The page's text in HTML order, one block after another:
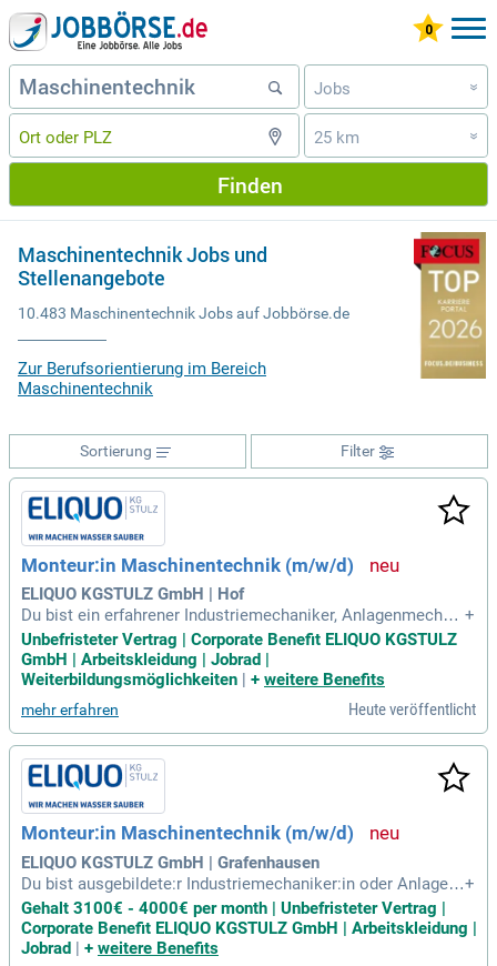
Jobs »
25 km »
Finden
Maschinentechnik Jobs und
Stellenangebote
10.483 Maschinentechnik Jobs auf Jobbörse.de
Zur Berufsorientierung im Bereich
Maschinentechnik
Filter
Sortierung
Monteur:in Maschinentechnik (m/w/d)
ELIQUO KGSTULZ GmbH | Hof
Du bist ein erfahrener Industriemechaniker, Anlagenmechani
ker oder Schlosser und suchst eine neue Herausforderung?
Wir bieten dir einen unbefristeten Arbeitsvertrag in einer kris
ensicheren Branche mit flachen Hierarchien und einem fami
ng mit Montagezuschlägen sowie vielfältigen Weiterbildung
smöglichkeiten. Deine Aufgaben umfassen die maschinente
chnische Installation und die Erweiterung kommunaler Trink
- und Abwasseranlagen in Deutschland und angrenzenden L
ändern. Zudem unterstützen wir Umweltschutz und bieten B
enefits wie Firmenfahrrad-Leasing. Bewirb dich jetzt und sic
here dir deinen Platz in unserem Team!
+
Unbefristeter Vertrag | Corporate Benefit ELIQUO KGSTULZ
GmbH | Arbeitskleidung | Jobrad |
Weiterbildungsmöglichkeiten
+ weitere Benefits
mehr erfahren Heute veröffentlicht
Monteur:in Maschinentechnik (m/w/d)
ELIQUO KGSTULZ GmbH | Grafenhausen
Du bist ausgebildete:r Industriemechaniker:in oder Anlagen
mechaniker:in und hast Erfahrung im Rohrleitungsbau? Uns
er Unternehmen bietet dir einen unbefristeten Arbeitsvertrag
und ein attraktives Vergütungspaket, einschließlich Montag
+
Gehalt 3100€ - 4000€ per month | Unbefristeter Vertrag |
Corporate Benefit ELIQUO KGSTULZ GmbH | Arbeitskleidung |
Jobrad | + weitere Benefits